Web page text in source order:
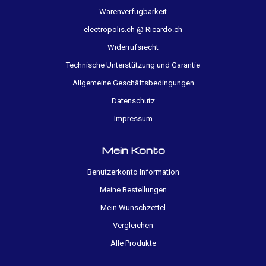
Warenverfügbarkeit
electropolis.ch @ Ricardo.ch
Widerrufsrecht
Technische Unterstützung und Garantie
Allgemeine Geschäftsbedingungen
Datenschutz
Impressum
Mein Konto
Benutzerkonto Information
Meine Bestellungen
Mein Wunschzettel
Vergleichen
Alle Produkte